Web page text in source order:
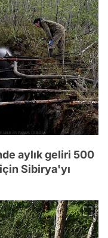
aylık geliri 500
Sibirya'yı